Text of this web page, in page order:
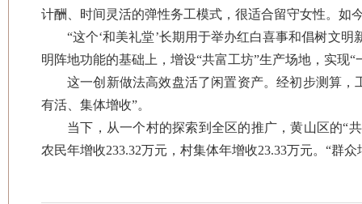
计酬、时间灵活的弹性务工模式，很适合留守女性。如
“这个‘和美礼堂’长期用于举办红白喜事和倡树文
明阵地功能的基础上，增设“共富工坊”生产场地，实现“
这一创新做法高效盘活了闲置资产。经初步测算
有活、集体增收”。
当下，从一个村的探索到全区的推广，黄山区的“
农民年增收233.32万元，村集体年增收23.33万元。“群